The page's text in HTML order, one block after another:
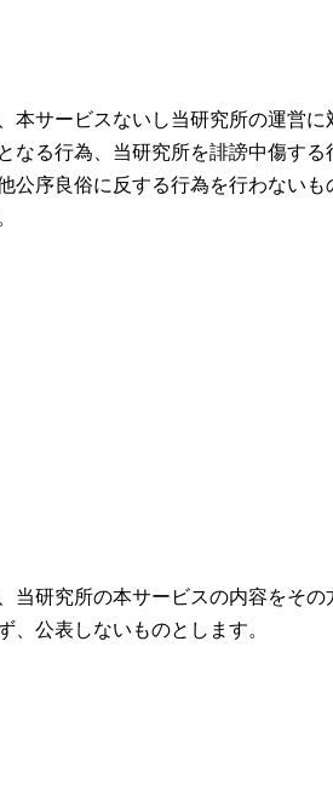
本サービスないし当研究所の運営に
なる行為、当研究所を誹謗中傷する
公序良俗に反する行為を行わないも
当研究所の本サービスの内容をその
、公表しないものとします。